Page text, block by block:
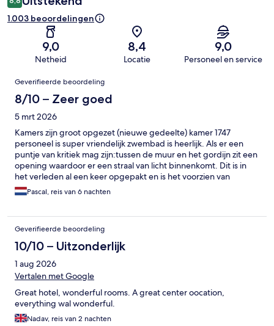
1.003 beoordelingen
9,0
Netheid
8,4
Locatie
9,0
Personeel en service
Beoordelingen
Geverifieerde beoordeling
8/10 – Zeer goed
5 mrt 2026
Kamers zijn groot opgezet (nieuwe gedeelte) kamer 1747
personeel is super vriendelijk zwembad is heerlijk. Als er een
puntje van kritiek mag zijn:tussen de muur en het gordijn zit een
opening waardoor er een straal van licht binnenkomt. Dit is in
het verleden al een keer opgepakt en is het voorzien van
klittenband naar dat is los geraakt.
Pascal, reis van 6 nachten
Geverifieerde beoordeling
10/10 – Uitzonderlijk
1 aug 2026
Vertalen met Google
Great hotel, wonderful rooms. A great center oocation,
everything wal wonderful.
Nadav, reis van 2 nachten